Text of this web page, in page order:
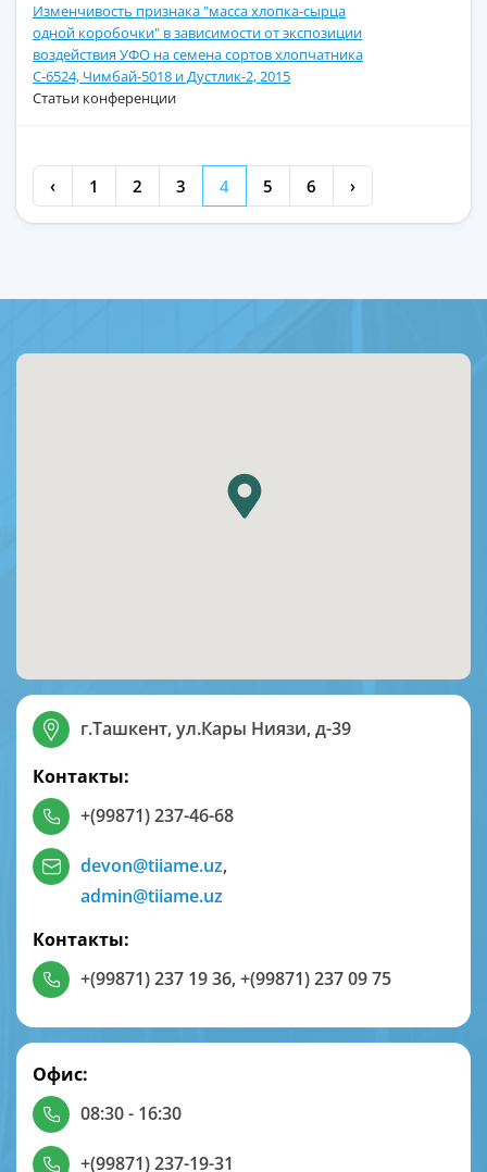
Изменчивость признака "масса хлопка-сырца
одной коробочки" в зависимости от экспозиции
воздействия УФО на семена сортов хлопчатника
С-6524, Чимбай-5018 и Дустлик-2, 2015
Статьи конференции
‹ 1 2 3 4 5 6 ›
г.Ташкент, ул.Кары Ниязи, д-39
Контакты:
+(99871) 237-46-68
devon@tiiame.uz,
admin@tiiame.uz
Контакты:
+(99871) 237 19 36,+(99871) 237 09 75
Офис:
08:30 - 16:30
+(99871) 237-19-31